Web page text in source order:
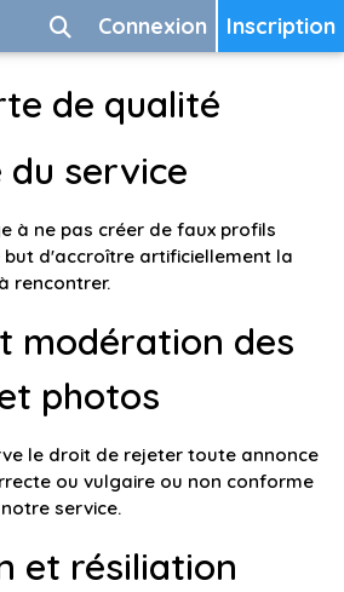
Inscription
Connexion
de qualité
service
à ne pas créer de faux profils
but d'accroître artificiellement la
rencontrer.
modération des
photos
le droit de rejeter toute annonce
ou vulgaire ou non conforme
service.
et résiliation